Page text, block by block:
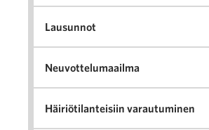
Lausunnot
Neuvottelumaailma
Häiriötilanteisiin varautuminen